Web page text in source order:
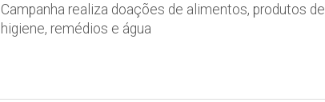
Campanha realiza doações de alimentos, produtos de
higiene, remédios e água